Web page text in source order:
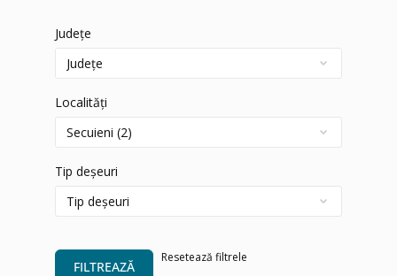
Județe
Localități
Tip deșeuri
FILTREAZĂ
Resetează filtrele